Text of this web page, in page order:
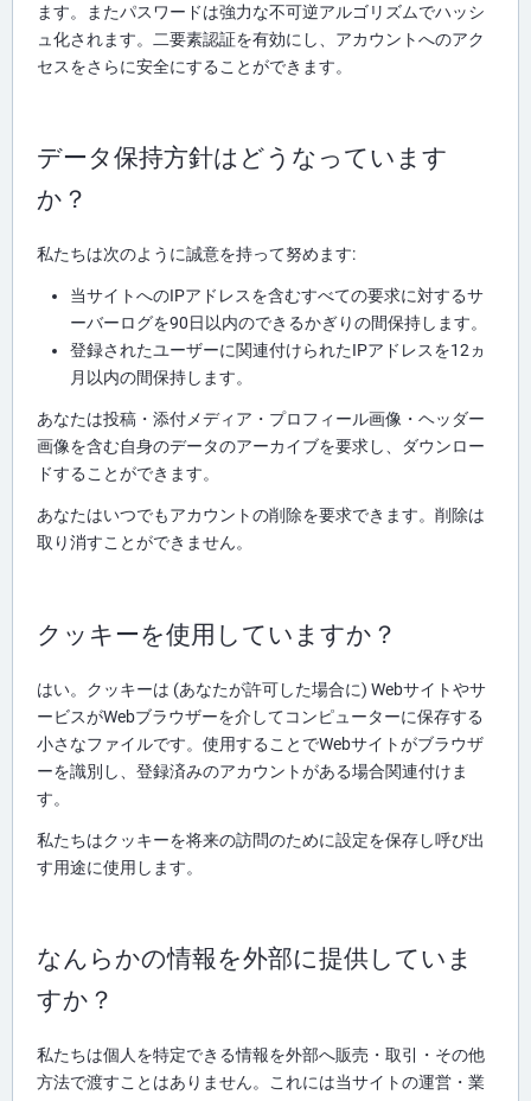
ます。またパスワードは強力な不可逆アルゴリズムでハッシ
ュ化されます。二要素認証を有効にし、アカウントへのアク
セスをさらに安全にすることができます。
データ保持方針はどうなっています
か？
私たちは次のように誠意を持って努めます:
当サイトへのIPアドレスを含むすべての要求に対するサ
ーバーログを90日以内のできるかぎりの間保持します。
登録されたユーザーに関連付けられたIPアドレスを12ヵ
月以内の間保持します。
あなたは投稿・添付メディア・プロフィール画像・ヘッダー
画像を含む自身のデータのアーカイブを要求し、ダウンロー
ドすることができます。
あなたはいつでもアカウントの削除を要求できます。削除は
取り消すことができません。
クッキーを使用していますか？
はい。クッキーは (あなたが許可した場合に) Webサイトやサ
ービスがWebブラウザーを介してコンピューターに保存する
小さなファイルです。使用することでWebサイトがブラウザ
ーを識別し、登録済みのアカウントがある場合関連付けま
す。
私たちはクッキーを将来の訪問のために設定を保存し呼び出
す用途に使用します。
なんらかの情報を外部に提供していま
すか？
私たちは個人を特定できる情報を外部へ販売・取引・その他
方法で渡すことはありません。これには当サイトの運営・業